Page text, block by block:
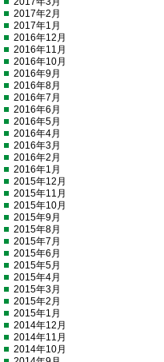
2017年2月
2017年1月
2016年12月
2016年11月
2016年10月
2016年9月
2016年8月
2016年7月
2016年6月
2016年5月
2016年4月
2016年3月
2016年2月
2016年1月
2015年12月
2015年11月
2015年10月
2015年9月
2015年8月
2015年7月
2015年6月
2015年5月
2015年4月
2015年3月
2015年2月
2015年1月
2014年12月
2014年11月
2014年10月